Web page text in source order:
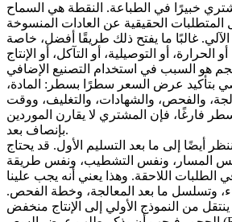
خبيرًا في الطباعة. النقطة هي السماح
المتطلبات الحقيقية عن العادات المنسوخة
غالبًا ما يفتح ذلك طريقًا أفضل، خاصة
الحرارة، أو التوصيلية، أو التآكل، أو الإنتاج
بتأكيد عرض السعر سطرًا بسطر: المادة،
والفحص، والشهادات، والتغليف، ووقت
فارغًا، فإن المشتري لا يقارن الموردين
بإنصاف بعد.
أيضًا إلى ما بعد التسليم الأول. قد يحتاج
المسار، ونفس التشطيب، ونفس طريقة
الطلبات اللاحقة. وهذا يعني أنه يجب علينا
وتسلسل ما بعد المعالجة، وخطة الفحص.
ينتقل من النموذج الأولي إلى الإنتاج منخفض